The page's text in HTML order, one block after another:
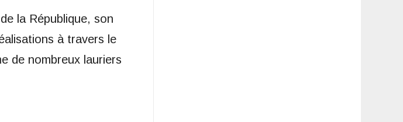
la République, son
à travers le
de nombreux lauriers